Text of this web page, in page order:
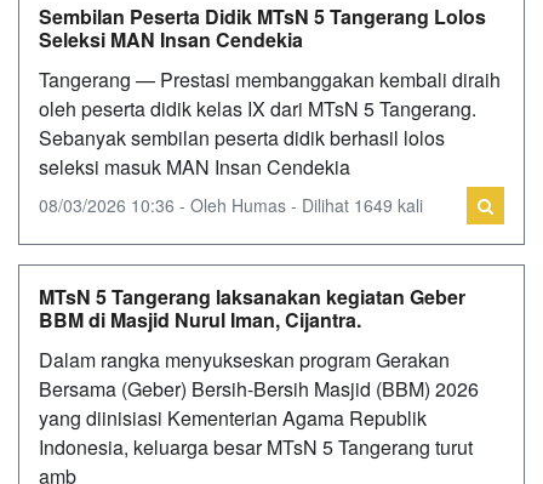
Sembilan Peserta Didik MTsN 5 Tangerang Lolos
Seleksi MAN Insan Cendekia
Tangerang — Prestasi membanggakan kembali diraih
oleh peserta didik kelas IX dari MTsN 5 Tangerang.
Sebanyak sembilan peserta didik berhasil lolos
seleksi masuk MAN Insan Cendekia
08/03/2026 10:36 - Oleh Humas - Dilihat 1649 kali
MTsN 5 Tangerang laksanakan kegiatan Geber
BBM di Masjid Nurul Iman, Cijantra.
Dalam rangka menyukseskan program Gerakan
Bersama (Geber) Bersih-Bersih Masjid (BBM) 2026
yang diinisiasi Kementerian Agama Republik
Indonesia, keluarga besar MTsN 5 Tangerang turut
amb